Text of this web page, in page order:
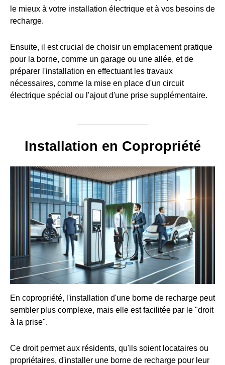
le mieux à votre installation électrique et à vos besoins de
recharge.
Ensuite, il est crucial de choisir un emplacement pratique
pour la borne, comme un garage ou une allée, et de
préparer l'installation en effectuant les travaux
nécessaires, comme la mise en place d'un circuit
électrique spécial ou l'ajout d'une prise supplémentaire.
Installation en Copropriété
En copropriété, l'installation d'une borne de recharge peut
sembler plus complexe, mais elle est facilitée par le "droit
à la prise".
Ce droit permet aux résidents, qu'ils soient locataires ou
propriétaires, d'installer une borne de recharge pour leur